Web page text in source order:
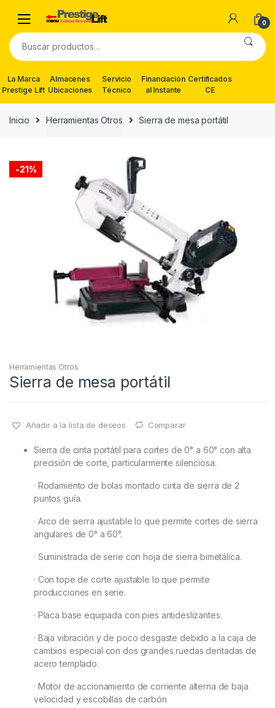
navigation
content
0
Buscar
por:
La Marca
Prestige Lift
Almacenes
Ubicaciones
Servicio
Técnico
Financiación
al Instante
Certificados
CE
Inicio Herramientas Otros Sierra de mesa portátil
-21%
Herramientas Otros
Sierra de mesa portátil
Añadir a la lista de deseos Comparar
Sierra de cinta portátil para cortes de 0° a 60° con alta
precisión de corte, particularmente silenciosa.
· Rodamiento de bolas montado cinta de sierra de 2
puntos guía.
· Arco de sierra ajustable lo que permite cortes de sierra
angulares de 0° a 60°.
· Suministrada de serie con hoja de sierra bimetálica.
· Con tope de corte ajustable lo que permite
producciones en serie.
· Placa base equipada con pies antideslizantes.
· Baja vibración y de poco desgaste debido a la caja de
cambios especial con dos grandes ruedas dentadas de
acero templado.
· Motor de accionamiento de corriente alterna de baja
velocidad y escobillas de carbón